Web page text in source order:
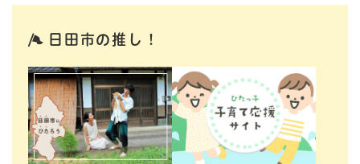
日田市の推し！